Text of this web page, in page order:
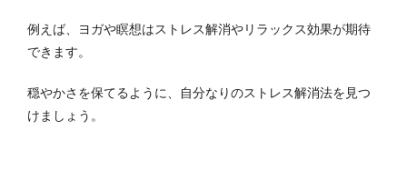
例えば、ヨガや瞑想はストレス解消やリラックス効果が期待
できます。
穏やかさを保てるように、自分なりのストレス解消法を見つ
けましょう。